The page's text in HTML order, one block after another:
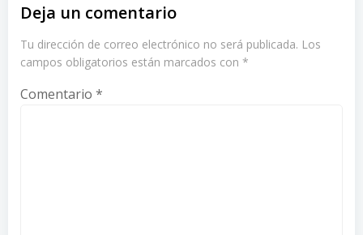
Deja un comentario
Tu dirección de correo electrónico no será publicada. Los
campos obligatorios están marcados con *
Comentario *